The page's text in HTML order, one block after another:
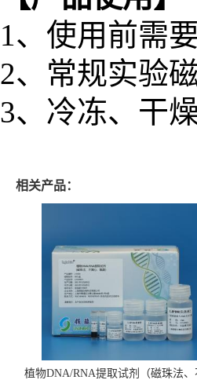
1、使用前需
2、常规实验
3、冷冻、干
相关产品：
植物DNA/RNA提取试剂（磁珠法、